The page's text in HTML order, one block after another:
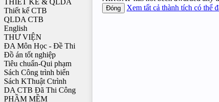
THIẾT KẾ & QLDA
Thiết kế CTB
QLDA CTB
English
THƯ VIỆN
ĐA Môn Học - Đề Thi
Đồ án tốt nghiệp
Tiêu chuẩn-Qui phạm
Sách Công trình biển
Sách KThuật Ctrình
DA CTB Đã Thi Công
PHẦM MỀM
Xem tất cả thành tích có thể